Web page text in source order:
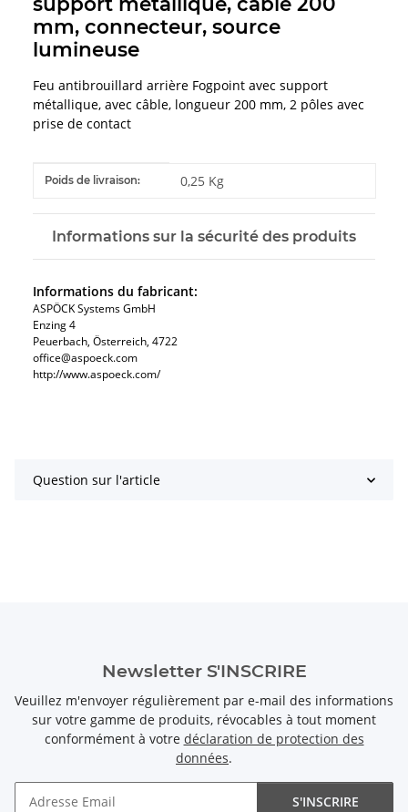
mm, connecteur, source
lumineuse
Feu antibrouillard arrière Fogpoint avec support
métallique, avec câble, longueur 200 mm, 2 pôles avec
prise de contact
#productDetails.itemInformation#
#productDetails.itemValue#
Poids de livraison: 0,25 Kg
Informations sur la sécurité des produits
Informations du fabricant:
ASPÖCK Systems GmbH
Enzing 4
Peuerbach, Österreich, 4722
office@aspoeck.com
http://www.aspoeck.com/
Question sur l'article
Newsletter S'INSCRIRE
Veuillez m'envoyer régulièrement par e-mail des informations
sur votre gamme de produits, révocables à tout moment
conformément à votre déclaration de protection des
données.
S'INSCRIRE